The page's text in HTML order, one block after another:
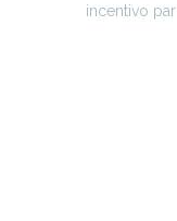
incentivo par